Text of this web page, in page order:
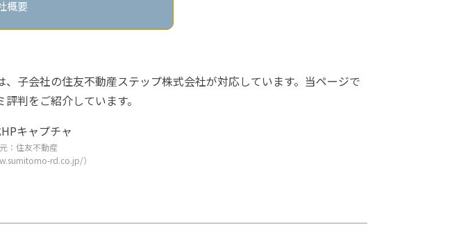
概要
子会社の住友不動産ステップ株式会社が対応しています。当ページで
判をご紹介しています。
：住友不動産
rd.co.jp/）